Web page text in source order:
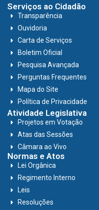
Serviços ao Cidadão
Transparência
Ouvidoria
Carta de Serviços
Boletim Oficial
Pesquisa Avançada
Perguntas Frequentes
Mapa do Site
Política de Privacidade
Atividade Legislativa
Projetos em Votação
Atas das Sessões
Câmara ao Vivo
Normas e Atos
Lei Orgânica
Regimento Interno
Leis
Resoluções